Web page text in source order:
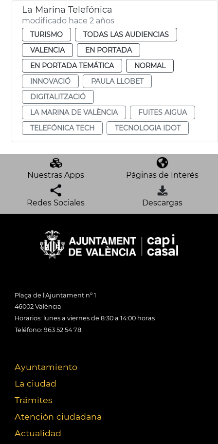
La Marina Telefónica
modificado hace 2 años
TURISMO
TODAS LAS AUDIENCIAS
VALENCIA
EN PORTADA
EN PORTADA TEMÁTICA
NORMAL
INNOVACIÓ
PAULA LLOBET
DIGITALITZACIÓ
LA MARINA DE VALÈNCIA
FUITES AIGUA
TELEFÓNICA TECH
TECNOLOGIA IDOT
Nuestras Apps Páginas de Interés
Redes Sociales Descargas
Plaça de l'Ajuntament nº 1
46002 València
Horarios: lunes a viernes de 8:30 a 14:00 horas
Teléfono: 963 52 54 78
Ayuntamiento
La ciudad
Trámites
Atención ciudadana
Actualidad